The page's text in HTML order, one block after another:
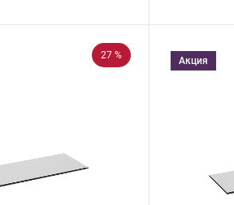
27 % Акция